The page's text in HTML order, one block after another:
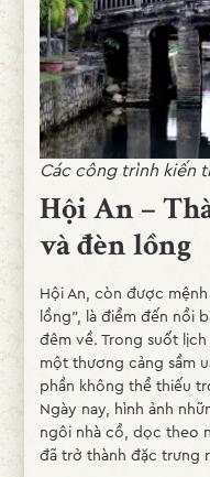
Các công trình kiến
Hội An –
và đèn lồng
Hội An, còn được
lồng", là điểm đến nổi
đêm về. Trong suốt
một thương cảng sầm
phần không thể thiếu
Ngày nay, hình ảnh
ngôi nhà cổ, dọc theo
đã trở thành đặc trưng